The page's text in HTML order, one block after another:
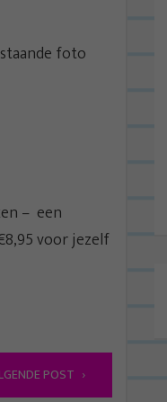
foto
– een
voor jezelf
POST